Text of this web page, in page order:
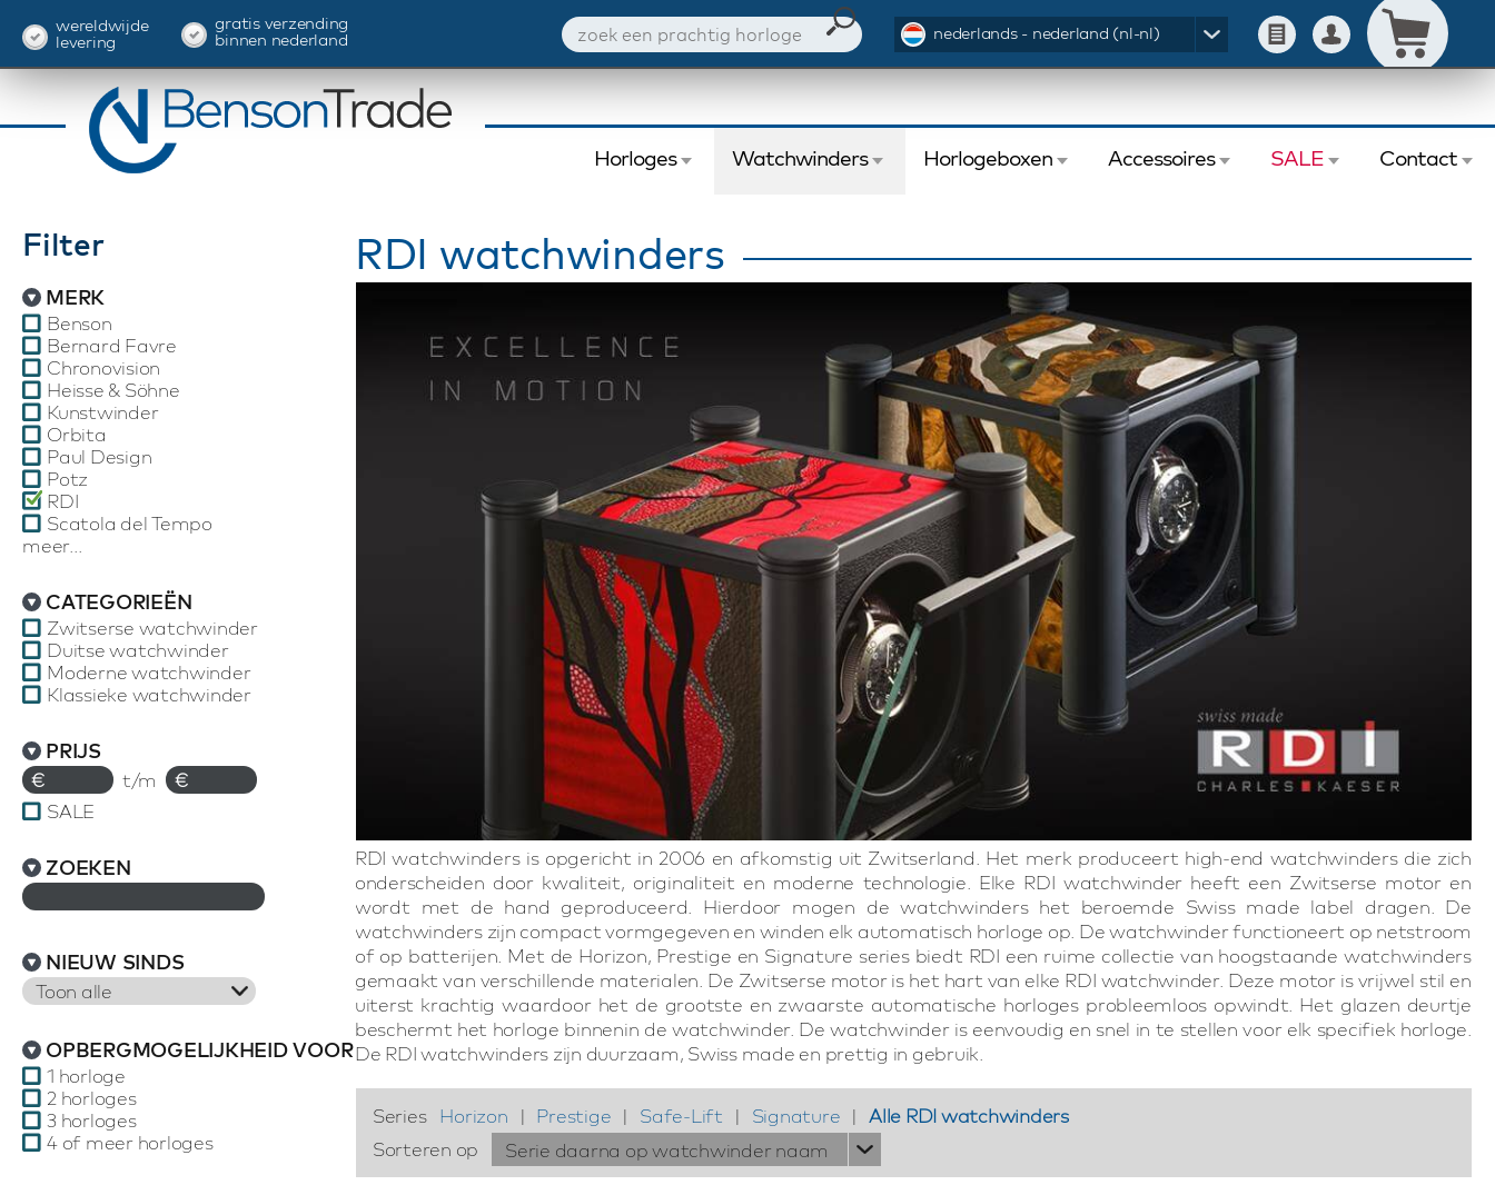
wereldwijde
levering
gratis verzending
binnen nederland nederlands - nederland (nl-nl)
Horloges Watchwinders Horlogeboxen Accessoires SALE Contact
Filter
MERK
Benson
Bernard Favre
Chronovision
Heisse & Söhne
Kunstwinder
Orbita
Paul Design
Potz
RDI
Scatola del Tempo
meer...
CATEGORIEËN
Zwitserse watchwinder
Duitse watchwinder
Moderne watchwinder
Klassieke watchwinder
PRIJS
€ t/m
€
SALE
ZOEKEN
NIEUW SINDS
Toon alle
OPBERGMOGELIJKHEID VOOR
1 horloge
2 horloges
3 horloges
4 of meer horloges
RDI watchwinders
RDI watchwinders is opgericht in 2006 en afkomstig uit Zwitserland. Het merk produceert high-end watchwinders die zich
onderscheiden door kwaliteit, originaliteit en moderne technologie. Elke RDI watchwinder heeft een Zwitserse motor en
wordt met de hand geproduceerd. Hierdoor mogen de watchwinders het beroemde Swiss made label dragen. De
watchwinders zijn compact vormgegeven en winden elk automatisch horloge op. De watchwinder functioneert op netstroom
of op batterijen. Met de Horizon, Prestige en Signature series biedt RDI een ruime collectie van hoogstaande watchwinders
gemaakt van verschillende materialen. De Zwitserse motor is het hart van elke RDI watchwinder. Deze motor is vrijwel stil en
uiterst krachtig waardoor het de grootste en zwaarste automatische horloges probleemloos opwindt. Het glazen deurtje
beschermt het horloge binnenin de watchwinder. De watchwinder is eenvoudig en snel in te stellen voor elk specifiek horloge.
De RDI watchwinders zijn duurzaam, Swiss made en prettig in gebruik.
Series Horizon | Prestige | Safe-Lift | Signature | Alle RDI watchwinders
Sorteren op
Serie daarna op watchwinder naam